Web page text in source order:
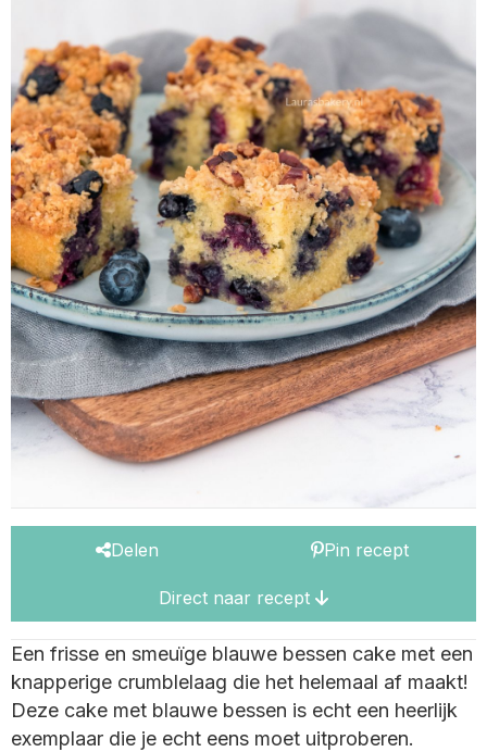
Delen Pin recept
Direct naar recept
Een frisse en smeuïge blauwe bessen cake met een
knapperige crumblelaag die het helemaal af maakt!
Deze cake met blauwe bessen is echt een heerlijk
exemplaar die je echt eens moet uitproberen.